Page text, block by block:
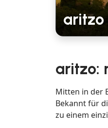
aritzo
aritzo:
Mitten in der
Bekannt für
zu einem